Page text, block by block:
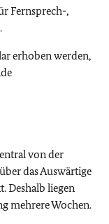
Fernsprech-,
erhoben werden,
von der
das Auswärtige
Deshalb liegen
mehrere Wochen.